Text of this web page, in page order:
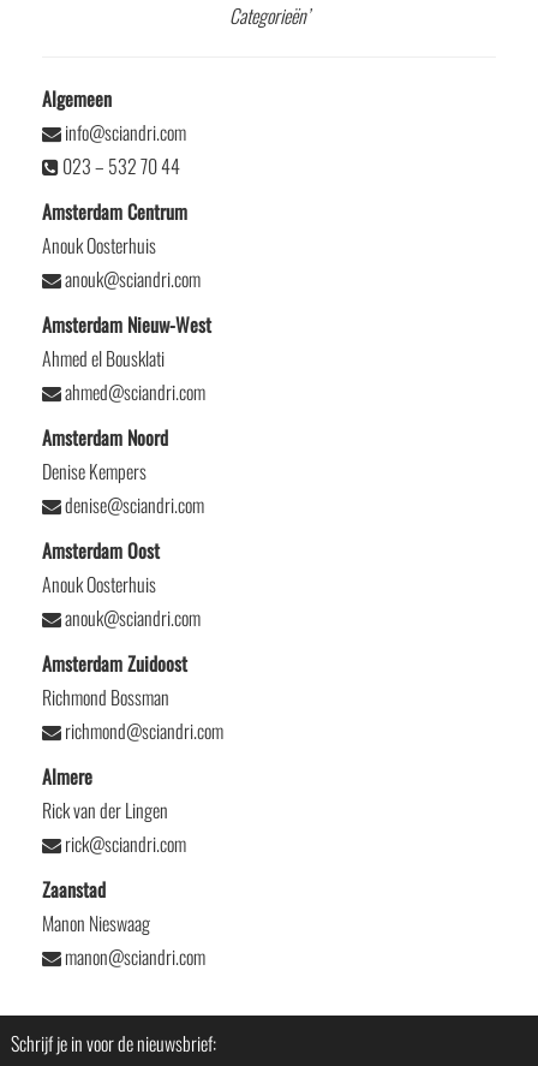
Categorieën’
Algemeen
info@sciandri.com
023 – 532 70 44
Amsterdam Centrum
Anouk Oosterhuis
anouk@sciandri.com
Amsterdam Nieuw-West
Ahmed el Bousklati
ahmed@sciandri.com
Amsterdam Noord
Denise Kempers
denise@sciandri.com
Amsterdam Oost
Anouk Oosterhuis
anouk@sciandri.com
Amsterdam Zuidoost
Richmond Bossman
richmond@sciandri.com
Almere
Rick van der Lingen
rick@sciandri.com
Zaanstad
Manon Nieswaag
manon@sciandri.com
Schrijf je in voor de nieuwsbrief: